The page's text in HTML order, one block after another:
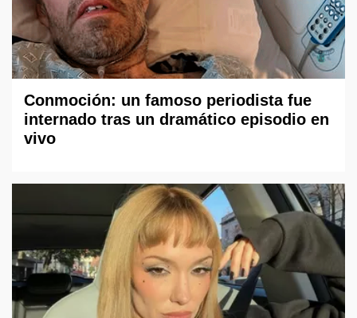
Conmoción: un famoso periodista fue
internado tras un dramático episodio en
vivo